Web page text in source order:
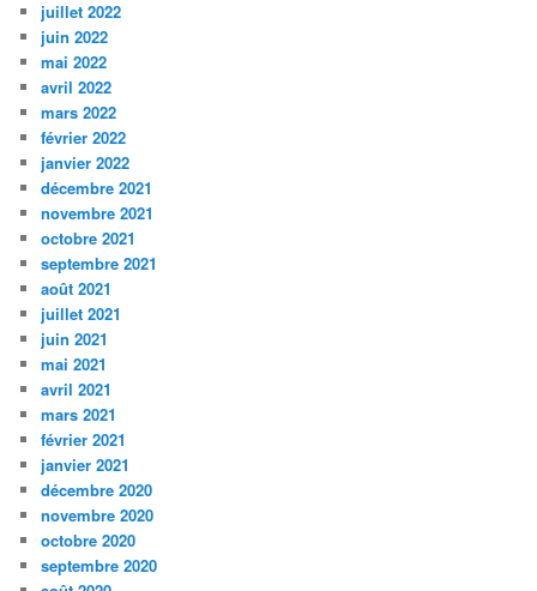
juillet 2022
juin 2022
mai 2022
avril 2022
mars 2022
février 2022
janvier 2022
décembre 2021
novembre 2021
octobre 2021
septembre 2021
août 2021
juillet 2021
juin 2021
mai 2021
avril 2021
mars 2021
février 2021
janvier 2021
décembre 2020
novembre 2020
octobre 2020
septembre 2020